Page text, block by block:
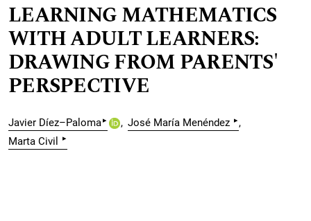
LEARNING MATHEMATICS
WITH ADULT LEARNERS:
DRAWING FROM PARENTS'
PERSPECTIVE
Javier Díez–Paloma▸ José María Menéndez ▸
Marta Civil ▸